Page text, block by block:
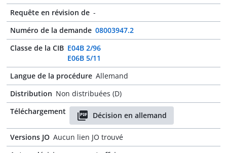
Requête en révision de -
Numéro de la demande 08003947.2
Classe de la CIB E04B 2/96
E06B 5/11
Langue de la procédure Allemand
Distribution Non distribuées (D)
Téléchargement
Décision en allemand
Versions JO Aucun lien JO trouvé